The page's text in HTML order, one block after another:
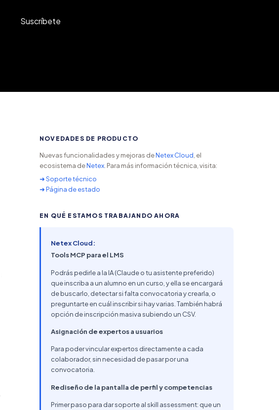
Suscríbete
NOVEDADES DE PRODUCTO
Nuevas funcionalidades y mejoras deNetex Cloud , el
ecosistema deNetex . Para más información técnica, visita:
➜ Soporte técnico
➜ Página de estado
EN QUÉ ESTAMOS TRABAJANDO AHORA
Netex Cloud:
Tools MCP para el LMS
Podrás pedirle a la IA (Claude o tu asistente preferido)
que inscriba a un alumno en un curso, y ella se encargará
de buscarlo, detectar si falta convocatoria y crearla, o
preguntarte en cuál inscribir si hay varias. También habrá
opción de inscripción masiva subiendo un CSV.
Asignación de expertos a usuarios
Para poder vincular expertos directamente a cada
colaborador, sin necesidad de pasar por una
convocatoria.
Rediseño de la pantalla de perfil y competencias
Primer paso para dar soporte al skill assessment: que un